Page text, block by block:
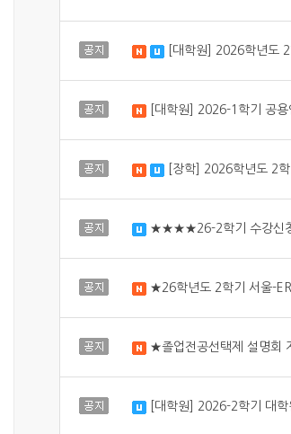
공지 새 글수정됨[대학원] 2026학년도
공지 새 글[대학원] 2026-1학기 공용
공지 새 글수정됨[장학] 2026학년도 2
공지 수정됨★★★★26-2학기 수강신
공지 새 글★26학년도 2학기 서울-
공지 새 글★졸업전공선택제 설명회
공지 수정됨[대학원] 2026-2학기 대학